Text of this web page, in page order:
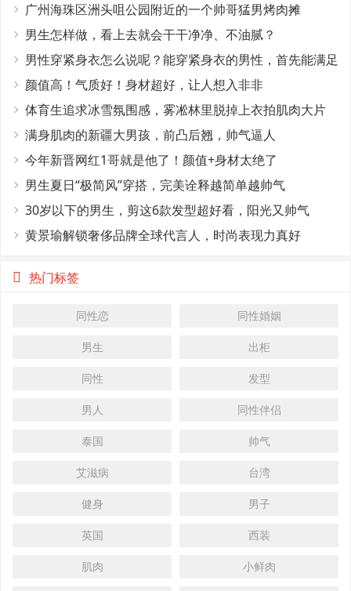
广州海珠区洲头咀公园附近的一个帅哥猛男烤肉摊
男生怎样做，看上去就会干干净净、不油腻？
男性穿紧身衣怎么说呢？能穿紧身衣的男性，首先能满足
这4个条件
颜值高！气质好！身材超好，让人想入非非
体育生追求冰雪氛围感，雾凇林里脱掉上衣拍肌肉大片
满身肌肉的新疆大男孩，前凸后翘，帅气逼人
今年新晋网红1哥就是他了！颜值+身材太绝了
男生夏日“极简风”穿搭，完美诠释越简单越帅气
30岁以下的男生，剪这6款发型超好看，阳光又帅气
黄景瑜解锁奢侈品牌全球代言人，时尚表现力真好
热门标签
同性恋 同性婚姻
男生 出柜
同性 发型
男人 同性伴侣
泰国 帅气
艾滋病 台湾
健身 男子
英国 西装
肌肉 小鲜肉